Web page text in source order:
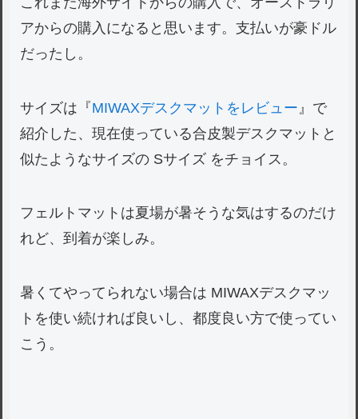
アからの購入になると思います。支払いが豪ドル
だったし。
サイズは『MIWAXデスクマットをレビュー 』で
紹介した、現在使っている合皮製デスクマットと
似たようなサイズの Sサイズ をチョイス。
フェルトマットは夏場が暑そうな気はするのだけ
れど、到着が楽しみ。
暑くてやってられない場合は MIWAXデスクマッ
トを使い続ければ良いし、都度良い方で使ってい
こう。